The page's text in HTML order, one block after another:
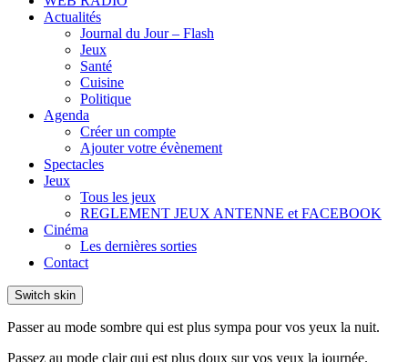
Actualités
Journal du Jour – Flash
Jeux
Santé
Cuisine
Politique
Agenda
Créer un compte
Ajouter votre évènement
Spectacles
Jeux
Tous les jeux
REGLEMENT JEUX ANTENNE et FACEBOOK
Cinéma
Les dernières sorties
Contact
Switch skin
Passer au mode sombre qui est plus sympa pour vos yeux la nuit.
Passez au mode clair qui est plus doux sur vos yeux la journée.